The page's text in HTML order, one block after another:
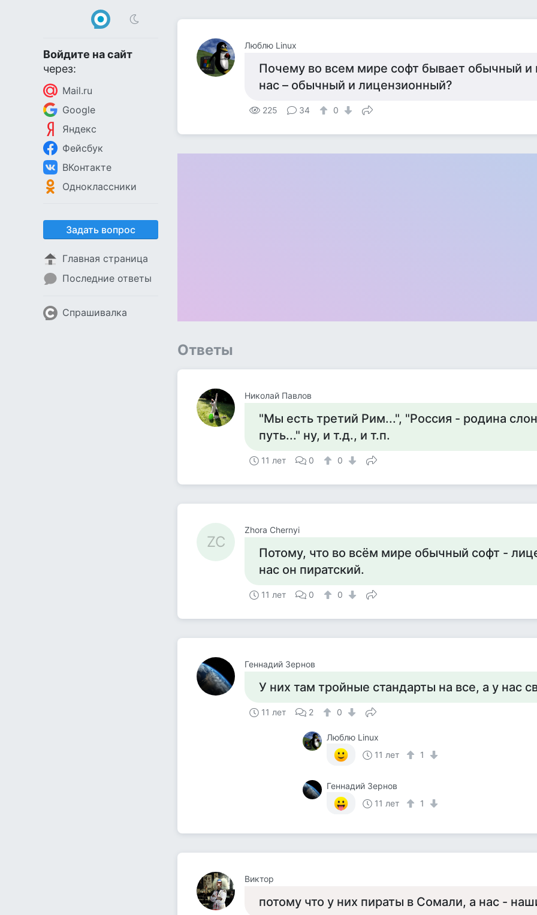
Войдите на сайт
через:
Mail.ru
Google
Яндекс
Фейсбук
ВКонтакте
Одноклассники
Задать вопрос
Главная страница
Последние ответы
Спрашивалка
Люблю Linux
Почему во всем мире софт бывает обычный и
нас – обычный и лицензионный?
225 34 0
Ответы
Николай Павлов
"Мы есть третий Рим...", "Россия - родина
путь..." ну, и т.д., и т.п.
11 лет 0 0
ZC
Zhora Chernyi
Потому, что во всём мире обычный софт -
нас он пиратский.
11 лет 0 0
Геннадий Зернов
У них там тройные стандарты на все, а у нас
11 лет 2 0
Люблю Linux
11 лет
1
Геннадий Зернов
11 лет
1
Виктор
потому что у них пираты в Сомали, а нас -